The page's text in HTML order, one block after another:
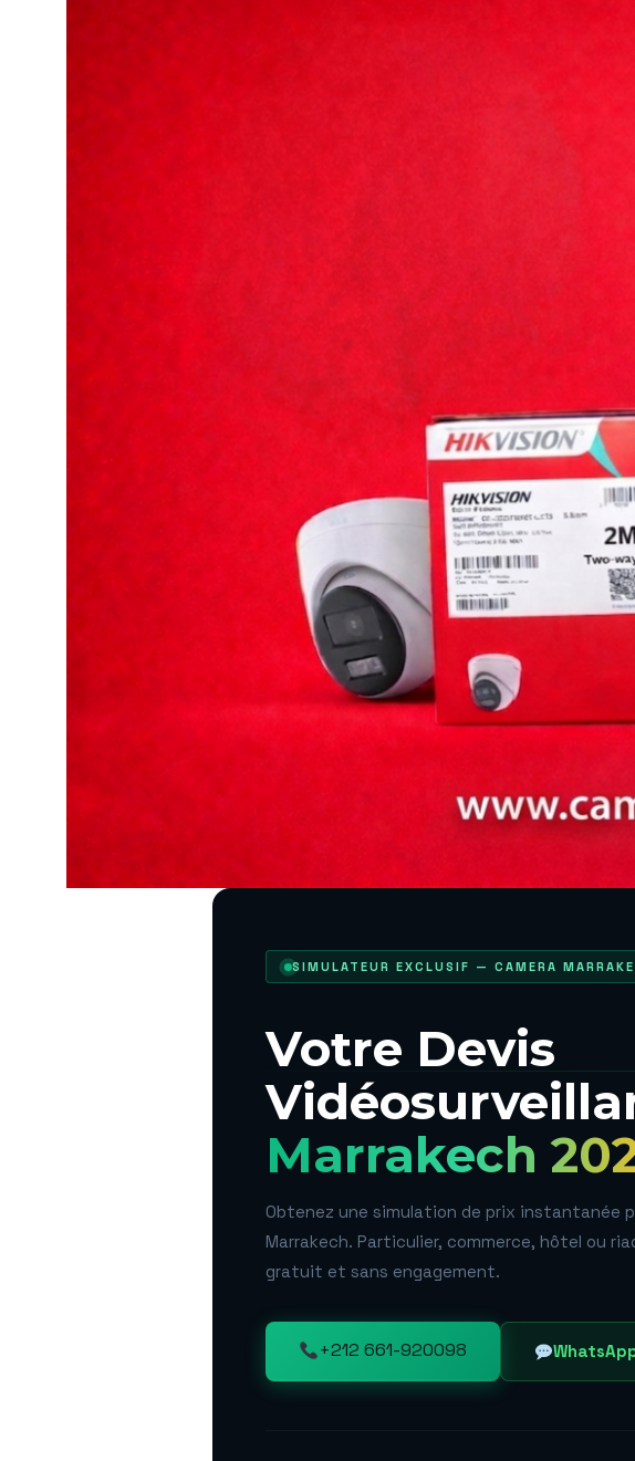
SIMULATEUR EXCLUSIF — CAMERA
Votre Devis
Marrakech
Obtenez une simulation de prix instantanée
Marrakech. Particulier, commerce, hôtel ou
gratuit et sans engagement.
+212 661-920098